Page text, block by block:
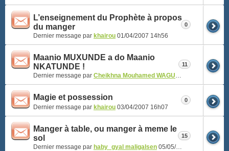
L’enseignement du Prophète à propos
du manger
Dernier message par khairou 01/04/2007 14h56
0
Maanio MUXUNDE a do Maanio
NKATUNDE !
Dernier message par Cheikhna Mouhamed WAGUE 09/12/2006
11
Magie et possession
Dernier message par khairou 03/04/2007 16h07
0
Manger à table, ou manger à meme le
sol
Dernier message par haby_gyal maligalsen 05/05/2007
15